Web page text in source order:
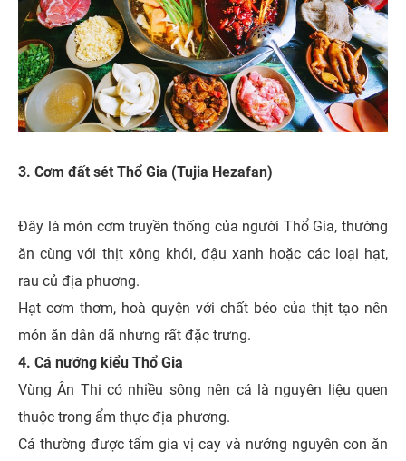
3. Cơm đất sét Thổ Gia (Tujia Hezafan)
Đây là món cơm truyền thống của người Thổ Gia, thường
ăn cùng với thịt xông khói, đậu xanh hoặc các loại hạt,
rau củ địa phương.
Hạt cơm thơm, hoà quyện với chất béo của thịt tạo nên
món ăn dân dã nhưng rất đặc trưng.
4. Cá nướng kiểu Thổ Gia
Vùng Ân Thi có nhiều sông nên cá là nguyên liệu quen
thuộc trong ẩm thực địa phương.
Cá thường được tẩm gia vị cay và nướng nguyên con ăn